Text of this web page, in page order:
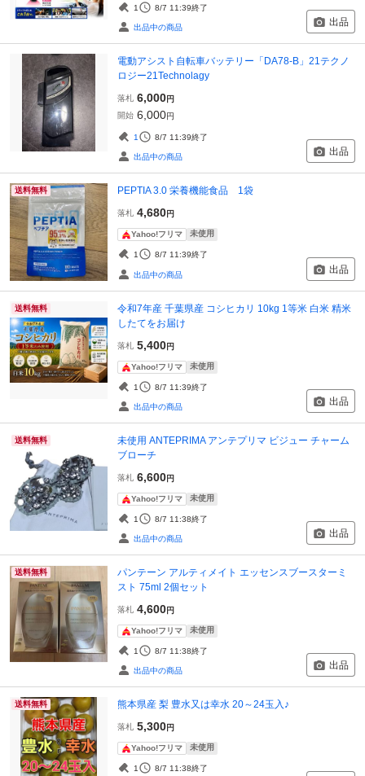
1 8/7 11:39終了
出品中の商品 出品
電動アシスト自転車バッテリー「DA78-B」21テクノ
ロジー21Technolagy
落札 6,000円
開始 6,000円
1 8/7 11:39終了
出品中の商品 出品
送料無料 PEPTIA 3.0 栄養機能食品 1袋
落札 4,680円
Yahoo!フリマ 未使用
1 8/7 11:39終了
出品中の商品 出品
送料無料
令和7年産 千葉県産 コシヒカリ 10kg 1等米 白米 精米
したてをお届け
落札 5,400円
Yahoo!フリマ 未使用
1 8/7 11:39終了
出品中の商品 出品
送料無料
未使用 ANTEPRIMA アンテプリマ ビジュー チャーム
ブローチ
落札 6,600円
Yahoo!フリマ 未使用
1 8/7 11:38終了
出品中の商品 出品
送料無料
パンテーン アルティメイト エッセンスブースターミ
スト 75ml 2個セット
落札 4,600円
Yahoo!フリマ 未使用
1 8/7 11:38終了
出品中の商品 出品
送料無料 熊本県産 梨 豊水又は幸水 20～24玉入♪
落札 5,300円
Yahoo!フリマ 未使用
1 8/7 11:38終了